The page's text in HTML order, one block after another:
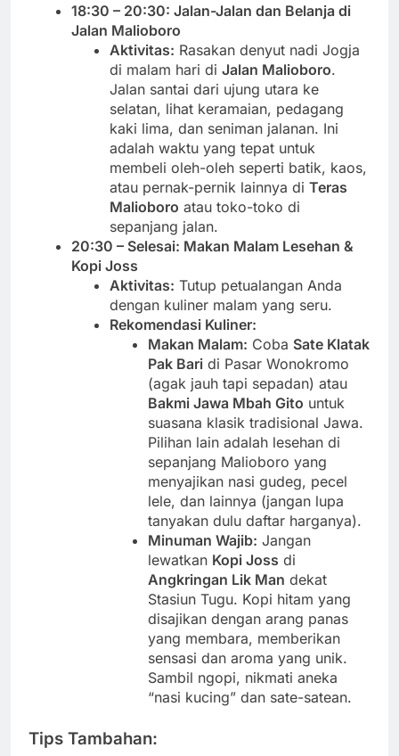
18:30 – 20:30: Jalan-Jalan dan Belanja di
Jalan Malioboro
Aktivitas: Rasakan denyut nadi Jogja
di malam hari diJalan Malioboro.
Jalan santai dari ujung utara ke
selatan, lihat keramaian, pedagang
kaki lima, dan seniman jalanan. Ini
adalah waktu yang tepat untuk
membeli oleh-oleh seperti batik, kaos,
atau pernak-pernik lainnya diTeras
Malioboro atau toko-toko di
sepanjang jalan.
20:30 – Selesai: Makan Malam Lesehan &
Kopi Joss
Aktivitas: Tutup petualangan Anda
dengan kuliner malam yang seru.
Rekomendasi Kuliner:
Makan Malam: Coba Sate Klatak
Pak Bari di Pasar Wonokromo
(agak jauh tapi sepadan) atau
Bakmi Jawa Mbah Gito untuk
suasana klasik tradisional Jawa.
Pilihan lain adalah lesehan di
sepanjang Malioboro yang
menyajikan nasi gudeg, pecel
lele, dan lainnya (jangan lupa
tanyakan dulu daftar harganya).
Minuman Wajib: Jangan
lewatkan Kopi Joss di
Angkringan Lik Man dekat
Stasiun Tugu. Kopi hitam yang
disajikan dengan arang panas
yang membara, memberikan
sensasi dan aroma yang unik.
Sambil ngopi, nikmati aneka
“nasi kucing” dan sate-satean.
Tips Tambahan: